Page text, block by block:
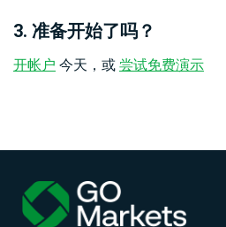
3. 准备开始了吗？
开帐户 今天，或 尝试免费演示